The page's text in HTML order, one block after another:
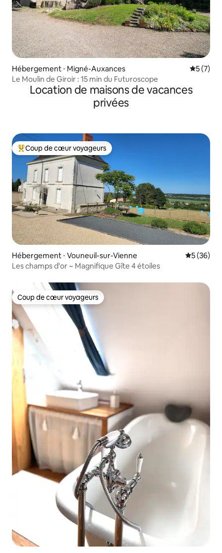
Hébergement ⋅ Migné-Auxances
5 (7)
Le Moulin de Giroir : 15 min du Futuroscope
Location de maisons de vacances
privées
Coups de cœur voyageurs les plus appréciés
Coup de cœur voyageurs
Hébergement ⋅ Vouneuil-sur-Vienne
5 (36)
Les champs d'or ~ Magnifique Gîte 4 étoiles
Coup de cœur voyageurs
Coup de cœur voyageurs